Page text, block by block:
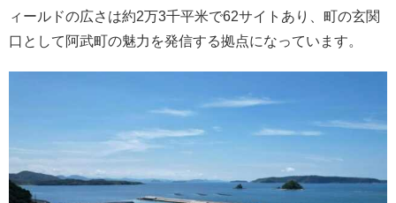
ィールドの広さは約2万3千平米で62サイトあり、町の玄関
口として阿武町の魅力を発信する拠点になっています。